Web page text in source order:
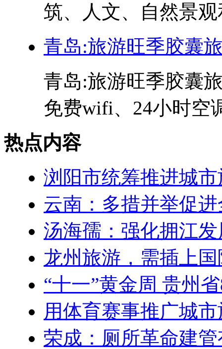
筑、人文、自然景
青岛:旅游旺季胶囊
青岛:旅游旺季胶囊
免费wifi、24小时空
热点内容
浏阳市统筹推进城
云南：多措并举促
汤海孺：强化拥江
龙州旅游，需插上
“十一”黄金周 贵州
用体育赛事推广城
荣成：厕所革命建